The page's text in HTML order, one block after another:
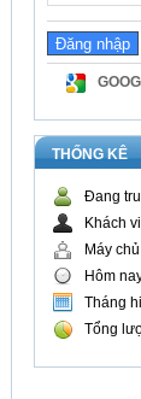
THỐNG KÊ
Đang
Khách
Máy
Hôm
Tháng
Tổng